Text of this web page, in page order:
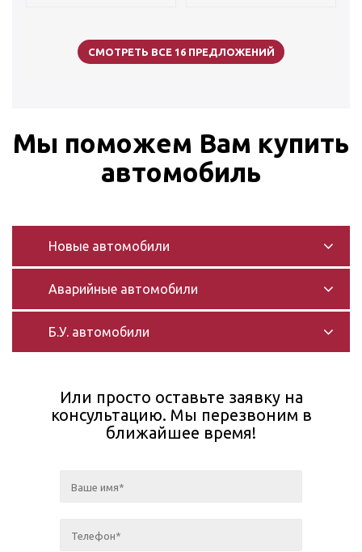
СМОТРЕТЬ ВСЕ 16 ПРЕДЛОЖЕНИЙ
Мы поможем Вам купить
автомобиль
Новые автомобили
Аварийные автомобили
Б.У. автомобили
Или просто оставьте заявку на
консультацию. Мы перезвоним в
ближайшее время!